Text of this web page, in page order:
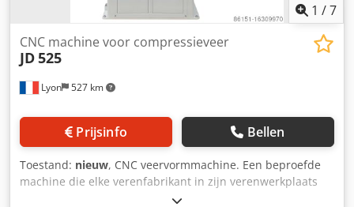
1 /7
Lyon 527 km
CNC machine voor compressieveer
JD525
Prijsinfo Bellen
Toestand: nieuw, CNC veervormmachine. Een beproefde
machine die elke verenfabrikant in zijn verenwerkplaats
zou moeten hebben voor een van de beste verhoudingen